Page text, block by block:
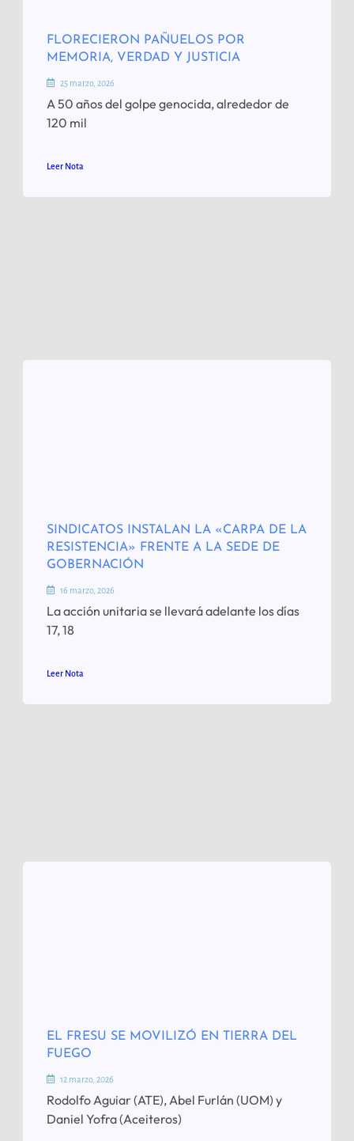
FLORECIERON PAÑUELOS POR
MEMORIA, VERDAD Y JUSTICIA
25 marzo, 2026
A 50 años del golpe genocida, alrededor de
120 mil
Leer Nota
SINDICATOS INSTALAN LA «CARPA DE LA
RESISTENCIA» FRENTE A LA SEDE DE
GOBERNACIÓN
16 marzo, 2026
La acción unitaria se llevará adelante los días
17, 18
Leer Nota
EL FRESU SE MOVILIZÓ EN TIERRA DEL
FUEGO
12 marzo, 2026
Rodolfo Aguiar (ATE), Abel Furlán (UOM) y
Daniel Yofra (Aceiteros)